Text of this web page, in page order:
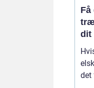
Få
dit
det